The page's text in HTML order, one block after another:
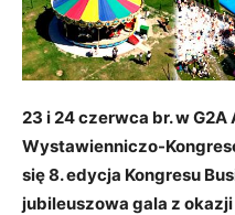
23 i 24 czerwca br. w G2A
Wystawienniczo-
się 8. edycja Kongresu
jubileuszowa gala z